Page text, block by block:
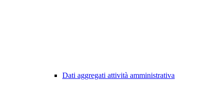
Dati aggregati attività amministrativa